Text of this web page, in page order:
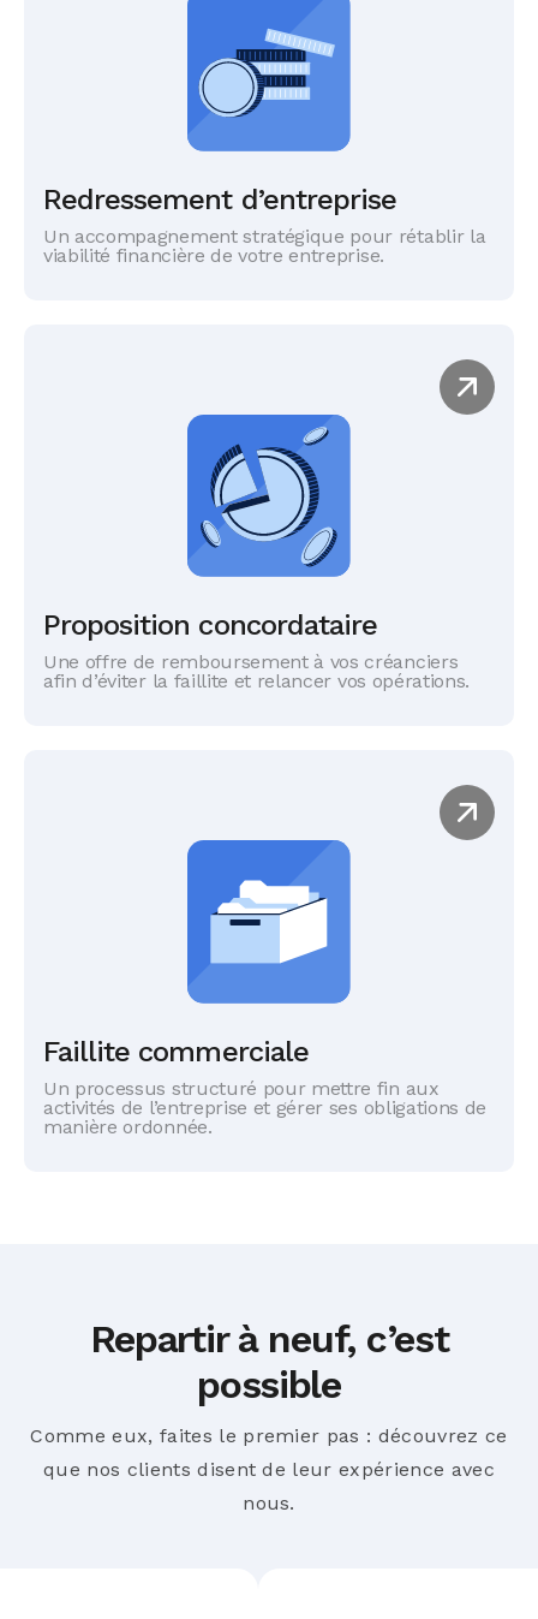
Redressement d’entreprise
Un accompagnement stratégique pour rétablir la
viabilité financière de votre entreprise.
Proposition concordataire
Une offre de remboursement à vos créanciers
afin d’éviter la faillite et relancer vos opérations.
Faillite commerciale
Un processus structuré pour mettre fin aux
activités de l’entreprise et gérer ses obligations de
manière ordonnée.
Repartir à neuf, c’est
possible
Comme eux, faites le premier pas : découvrez ce
que nos clients disent de leur expérience avec
nous.